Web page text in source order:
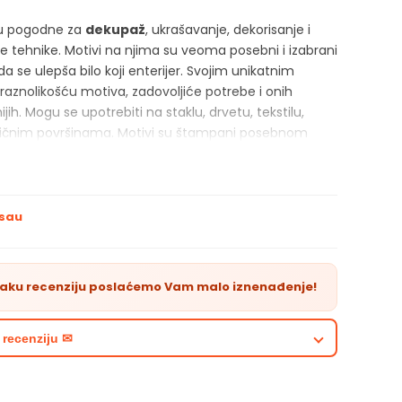
pogodne za dekupaž, ukrašavanje, dekorisanje i
tehnike. Motivi na njima su veoma posebni i izabrani
se ulepša bilo koji enterijer. Svojim unikatnim
motiva, zadovoljiće potrebe i onih
Mogu se upotrebiti na staklu, drvetu, tekstilu,
površinama. Motivi su štampani posebnom
kao silk-screen print. U vaš rad uneće
pogodne za dekupaž. ukrašavanje, dekorisanje i
tehinke
recenziju poslaćemo Vam malo iznenađenje!
recenziju ✉